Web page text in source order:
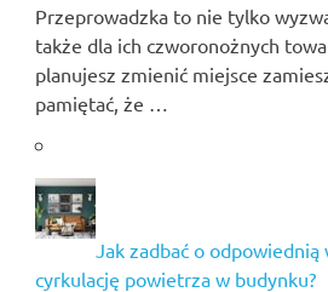
Przeprowadzka to nie tylko
także dla ich czworonożnych
planujesz zmienić miejsce
pamiętać, że …
Jak zadbać o
cyrkulację powietrza w budynku?